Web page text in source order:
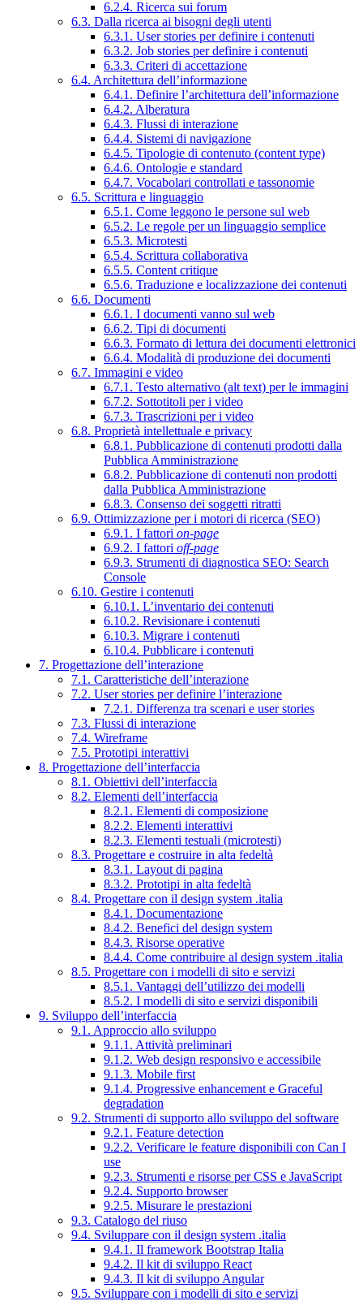
6.2.4. Ricerca sui forum
6.3. Dalla ricerca ai bisogni degli utenti
6.3.1. User stories per definire i contenuti
6.3.2. Job stories per definire i contenuti
6.3.3. Criteri di accettazione
6.4. Architettura dell’informazione
6.4.1. Definire l’architettura dell’informazione
6.4.2. Alberatura
6.4.3. Flussi di interazione
6.4.4. Sistemi di navigazione
6.4.5. Tipologie di contenuto (content type)
6.4.6. Ontologie e standard
6.4.7. Vocabolari controllati e tassonomie
6.5. Scrittura e linguaggio
6.5.1. Come leggono le persone sul web
6.5.2. Le regole per un linguaggio semplice
6.5.3. Microtesti
6.5.4. Scrittura collaborativa
6.5.5. Content critique
6.5.6. Traduzione e localizzazione dei contenuti
6.6. Documenti
6.6.1. I documenti vanno sul web
6.6.2. Tipi di documenti
6.6.3. Formato di lettura dei documenti elettronici
6.6.4. Modalità di produzione dei documenti
6.7. Immagini e video
6.7.1. Testo alternativo (alt text) per le immagini
6.7.2. Sottotitoli per i video
6.7.3. Trascrizioni per i video
6.8. Proprietà intellettuale e privacy
6.8.1. Pubblicazione di contenuti prodotti dalla
Pubblica Amministrazione
6.8.2. Pubblicazione di contenuti non prodotti
dalla Pubblica Amministrazione
6.8.3. Consenso dei soggetti ritratti
6.9. Ottimizzazione per i motori di ricerca (SEO)
6.9.1. I fattori on-page
6.9.2. I fattori off-page
6.9.3. Strumenti di diagnostica SEO: Search
Console
6.10. Gestire i contenuti
6.10.1. L’inventario dei contenuti
6.10.2. Revisionare i contenuti
6.10.3. Migrare i contenuti
6.10.4. Pubblicare i contenuti
7. Progettazione dell’interazione
7.1. Caratteristiche dell’interazione
7.2. User stories per definire l’interazione
7.2.1. Differenza tra scenari e user stories
7.3. Flussi di interazione
7.4. Wireframe
7.5. Prototipi interattivi
8. Progettazione dell’interfaccia
8.1. Obiettivi dell’interfaccia
8.2. Elementi dell’interfaccia
8.2.1. Elementi di composizione
8.2.2. Elementi interattivi
8.2.3. Elementi testuali (microtesti)
8.3. Progettare e costruire in alta fedeltà
8.3.1. Layout di pagina
8.3.2. Prototipi in alta fedeltà
8.4. Progettare con il design system .italia
8.4.1. Documentazione
8.4.2. Benefici del design system
8.4.3. Risorse operative
8.4.4. Come contribuire al design system .italia
8.5. Progettare con i modelli di sito e servizi
8.5.1. Vantaggi dell’utilizzo dei modelli
8.5.2. I modelli di sito e servizi disponibili
9. Sviluppo dell’interfaccia
9.1. Approccio allo sviluppo
9.1.1. Attività preliminari
9.1.2. Web design responsivo e accessibile
9.1.3. Mobile first
9.1.4. Progressive enhancement e Graceful
degradation
9.2. Strumenti di supporto allo sviluppo del software
9.2.1. Feature detection
9.2.2. Verificare le feature disponibili con Can I
use
9.2.3. Strumenti e risorse per CSS e JavaScript
9.2.4. Supporto browser
9.2.5. Misurare le prestazioni
9.3. Catalogo del riuso
9.4. Sviluppare con il design system .italia
9.4.1. Il framework Bootstrap Italia
9.4.2. Il kit di sviluppo React
9.4.3. Il kit di sviluppo Angular
9.5. Sviluppare con i modelli di sito e servizi